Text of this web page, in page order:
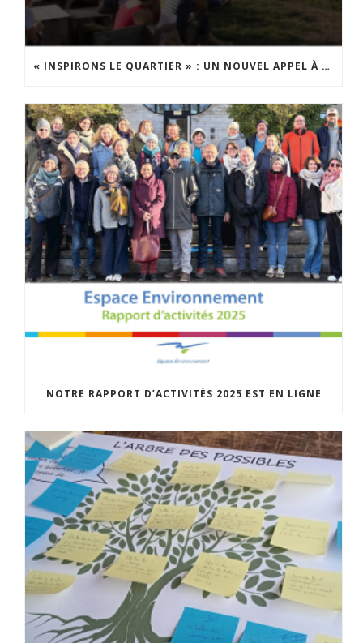
« INSPIRONS LE QUARTIER » : UN NOUVEL APPEL À PROJETS EST LANCÉ !
NOTRE RAPPORT D’ACTIVITÉS 2025 EST EN LIGNE